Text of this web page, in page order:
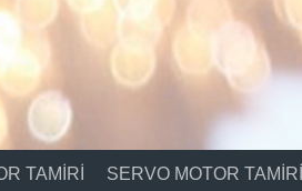
TAMIRI SERVO MOTOR TAMIRI